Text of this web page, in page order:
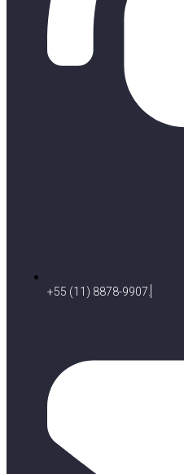
+55 (11) 8878-9907.